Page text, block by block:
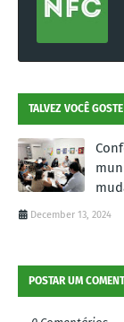
TALVEZ VOCÊ
December 13, 2024
POSTAR UM